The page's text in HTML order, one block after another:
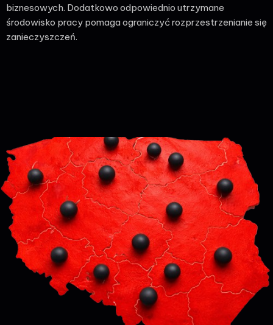
biznesowych. Dodatkowo odpowiednio utrzymane
środowisko pracy pomaga ograniczyć rozprzestrzenianie się
zanieczyszczeń.